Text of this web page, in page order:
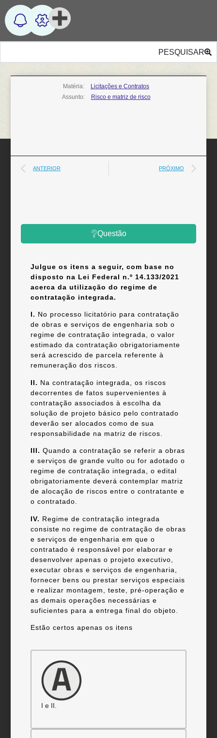
PESQUISAR
Matéria:
Licitações e Contratos
Assunto:
Risco e matriz de risco
ANTERIOR PRÓXIMO
Questão
Julgue os itens a seguir, com base no
disposto na Lei Federal n.º 14.133/2021
acerca da utilização do regime de
contratação integrada.
I. No processo licitatório para contratação
de obras e serviços de engenharia sob o
regime de contratação integrada, o valor
estimado da contratação obrigatoriamente
será acrescido de parcela referente à
remuneração dos riscos.
II. Na contratação integrada, os riscos
decorrentes de fatos supervenientes à
contratação associados à escolha da
solução de projeto básico pelo contratado
deverão ser alocados como de sua
responsabilidade na matriz de riscos.
III. Quando a contratação se referir a obras
e serviços de grande vulto ou for adotado o
regime de contratação integrada, o edital
obrigatoriamente deverá contemplar matriz
de alocação de riscos entre o contratante e
o contratado.
IV. Regime de contratação integrada
consiste no regime de contratação de obras
e serviços de engenharia em que o
contratado é responsável por elaborar e
desenvolver apenas o projeto executivo,
executar obras e serviços de engenharia,
fornecer bens ou prestar serviços especiais
e realizar montagem, teste, pré-operação e
as demais operações necessárias e
suficientes para a entrega final do objeto.
Estão certos apenas os itens
I e II.